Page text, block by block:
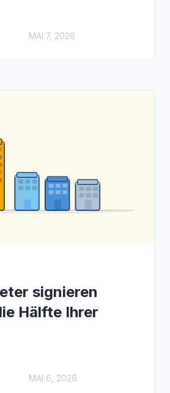
MAI 7, 2026
signieren
Hälfte Ihrer
MAI 6, 2026